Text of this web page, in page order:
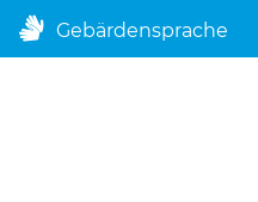
Gebärdensprache